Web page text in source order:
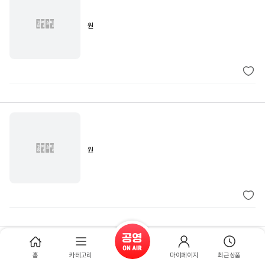
원
원
홈 카테고리 마이페이지 최근상품